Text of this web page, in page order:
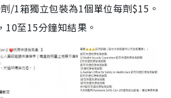
/1箱獨立包裝為1個單位每劑$15。
10至15分鐘知結果。